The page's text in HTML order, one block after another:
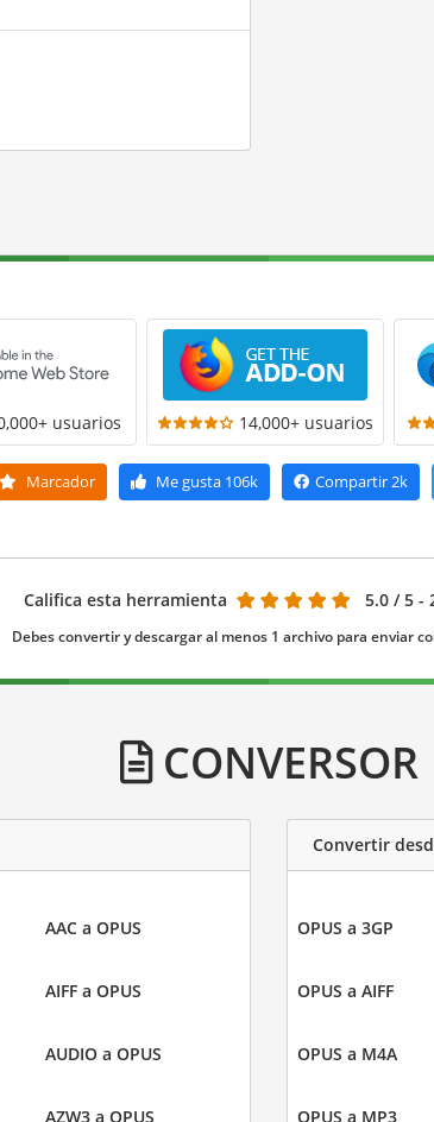
usuarios 14,000+ usuarios
Marcador Me gusta 106k Compartir2k
Califica esta herramienta 5.0 / 5 -
Debes convertir y descargar al menos 1 archivo para enviar
CONVERSOR
AAC a OPUS
AIFF a OPUS
AUDIO a OPUS
AZW3 a OPUS
Convertir
OPUS a 3GP
OPUS a AIFF
OPUS a M4A
OPUS a MP3